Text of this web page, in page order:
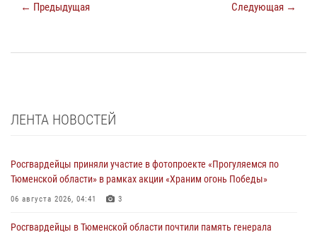
← Предыдущая Следующая →
ЛЕНТА НОВОСТЕЙ
Росгвардейцы приняли участие в фотопроекте «Прогуляемся по
Тюменской области» в рамках акции «Храним огонь Победы»
06 августа 2026, 04:41 3
Росгвардейцы в Тюменской области почтили память генерала